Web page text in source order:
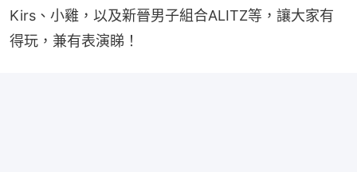
Kirs、小雞，以及新晉男子組合ALITZ等，讓大家有
得玩，兼有表演睇！